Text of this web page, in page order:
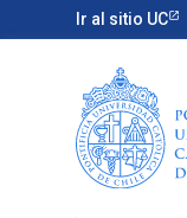
Ir al sitio UC